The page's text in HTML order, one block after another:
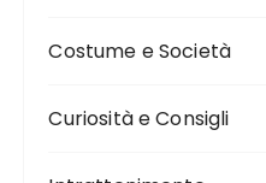
Costume e Società
Curiosità e Consigli